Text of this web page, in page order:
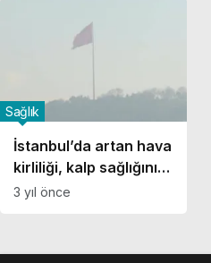
İstanbul’da artan hava
kirliliği, kalp sağlığını
tehdit ediyor…
Sağlık
3 yıl önce